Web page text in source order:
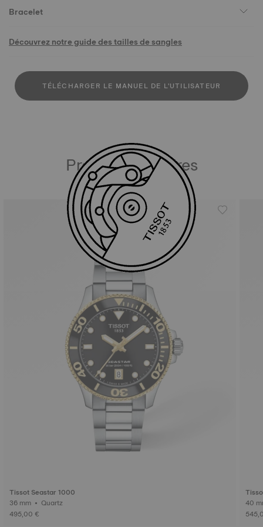
Bracelet
Découvrez notre guide des tailles de sangles
TÉLÉCHARGER LE MANUEL DE L'UTILISATEUR
Produits similaires
Tissot Seastar 1000
36 mm • Quartz
495,00 €